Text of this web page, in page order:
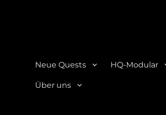
Neue Quests HQ-Modular
Über uns